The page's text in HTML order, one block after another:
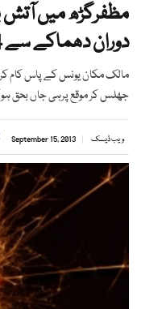
مظفرگڑھ میں آتش
دوران دھماکے سے 4 بچے جاں بحق
مالک مکان یونس کے پاس کام
جھلس کر موقع پرہی جاں بحق
ویب ڈیسک September 15, 2013